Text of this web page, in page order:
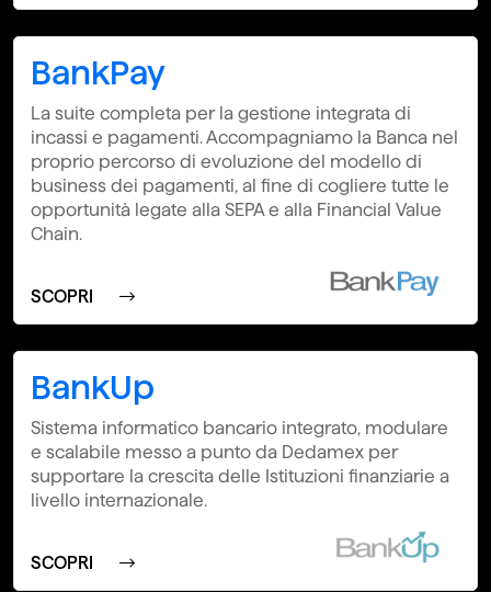
BankPay
La suite completa per la gestione integrata di
incassi e pagamenti. Accompagniamo la Banca nel
proprio percorso di evoluzione del modello di
business dei pagamenti, al fine di cogliere tutte le
opportunità legate alla SEPA e alla Financial Value
Chain.
SCOPRI
BankUp
Sistema informatico bancario integrato, modulare
e scalabile messo a punto da Dedamex per
supportare la crescita delle Istituzioni finanziarie a
livello internazionale.
SCOPRI